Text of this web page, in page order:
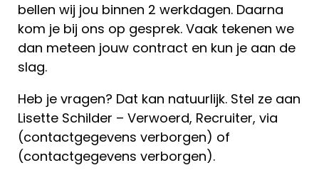
bellen wij jou binnen 2 werkdagen. Daarna
kom je bij ons op gesprek. Vaak tekenen we
dan meteen jouw contract en kun je aan de
slag.
Heb je vragen? Dat kan natuurlijk. Stel ze aan
Lisette Schilder – Verwoerd, Recruiter, via
(contactgegevens verborgen) of
(contactgegevens verborgen).